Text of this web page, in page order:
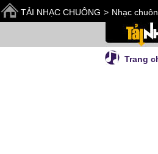
TẢI NHẠC CHUÔNG > Nhạc
Trang